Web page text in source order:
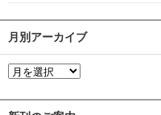
月別アーカイブ